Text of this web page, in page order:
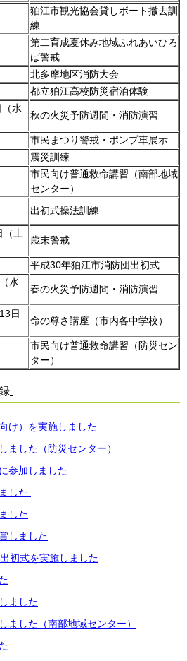
狛江市観光協会貸しボート撤去訓
練
第二育成夏休み地域ふれあいひろ
ば警戒
北多摩地区消防大会
都立狛江高校防災宿泊体験
水
秋の火災予防週間・消防演習
市民まつり警戒・ポンプ車展示
震災訓練
市民向け普通救命講習（南部地域
センター）
出初式操法訓練
（土
歳末警戒
平成30年狛江市消防団出初式
水
春の火災予防週間・消防演習
日
命の尊さ講座（市内各中学校）
市民向け普通救命講習（防災セン
ター）
け）を実施しました
ました（防災センター）
参加しました
した
した
しました
初式を実施しました
ました
ました（南部地域センター）